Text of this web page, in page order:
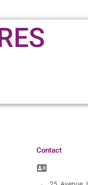
Contact